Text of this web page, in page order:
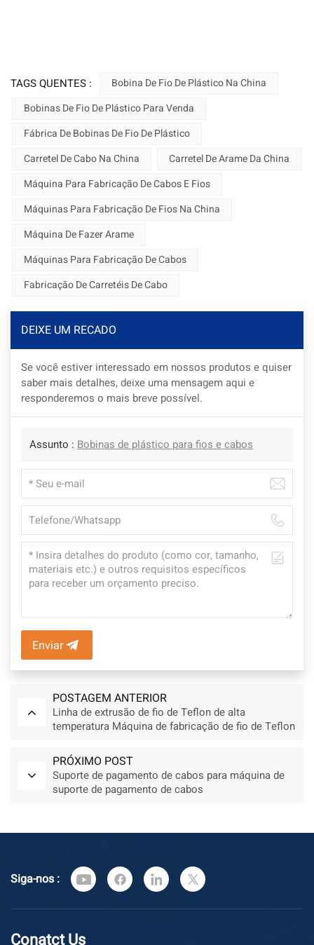
TAGS QUENTES :
Bobina De Fio De Plástico Na China
Bobinas De Fio De Plástico Para Venda
Fábrica De Bobinas De Fio De Plástico
Carretel De Cabo Na China
Carretel De Arame Da China
Máquina Para Fabricação De Cabos E Fios
Máquinas Para Fabricação De Fios Na China
Máquina De Fazer Arame
Máquinas Para Fabricação De Cabos
Fabricação De Carretéis De Cabo
DEIXE UM RECADO
Se você estiver interessado em nossos produtos e quiser
saber mais detalhes, deixe uma mensagem aqui e
responderemos o mais breve possível.
Assunto : Bobinas de plástico para fios e cabos
Enviar
POSTAGEM ANTERIOR
Linha de extrusão de fio de Teflon de alta
temperatura Máquina de fabricação de fio de Teflon
PRÓXIMO POST
Suporte de pagamento de cabos para máquina de
suporte de pagamento de cabos
Siga-nos :
Conatct Us